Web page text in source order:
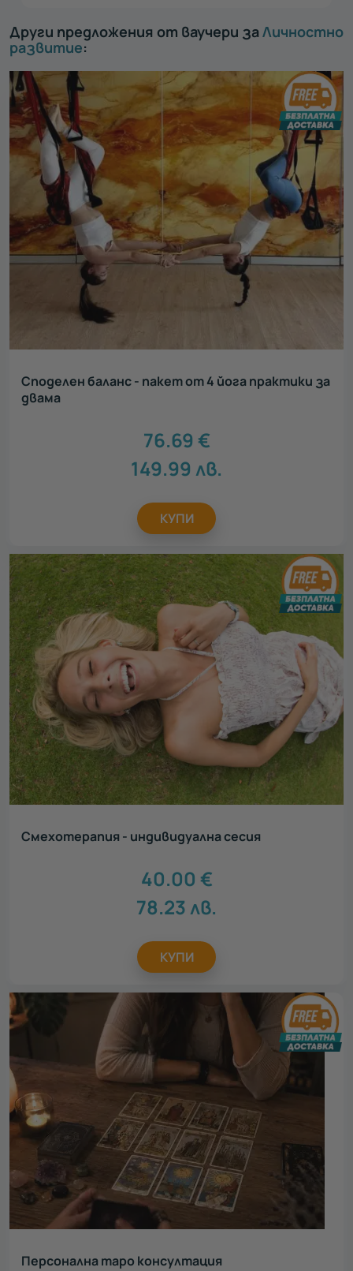
Други предложения от ваучери заЛичностно
развитие:
Споделен баланс - пакет от 4 йога практики за
двама
76.69 €
149.99 лв.
КУПИ
Смехотерапия - индивидуална сесия
40.00 €
78.23лв.
КУПИ
Персонална таро консултация